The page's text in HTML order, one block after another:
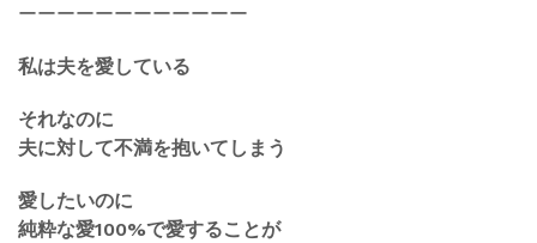
ーーーーーーーーーーーー
私は夫を愛している
それなのに
夫に対して不満を抱いてしまう
愛したいのに
純粋な愛100%で愛することが